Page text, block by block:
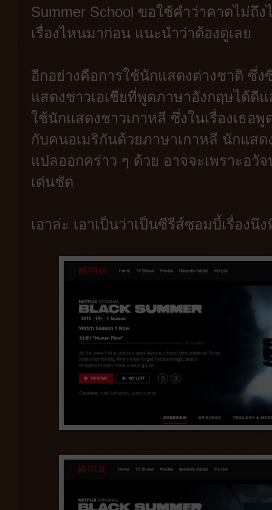
Summer School ขอใช้คำว่าคาดไม่ถึ
เรื่องไหนมาก่อน แนะนำว่าต้องดูเลย
อีกอย่างคือการใช้นักแสดงต่างชาติ ซึ่
แสดงชาวเอเชียที่พูดภาษาอังกฤษได้ดี
ใช้นักแสดงชาวเกาหลี ซึ่งในเรื่องเธอ
กับคนอเมริกันด้วยภาษาเกาหลี นักแส
แปลออกคร่าว ๆ ด้วย อาจจะเพราะอวั
เด่นชัด
เอาล่ะ เอาเป็นว่าเป็นซีรีส์ซอมบี้เรื่องนึ